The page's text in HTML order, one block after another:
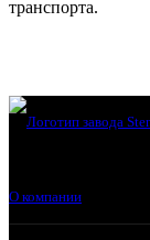
транспорта.
О компании